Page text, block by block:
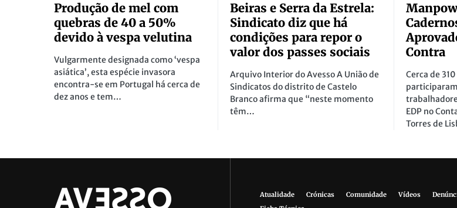
Produção de mel com
quebras de 40 a 50%
devido à vespa velutina
Vulgarmente designada como ‘vespa
asiática’, esta espécie invasora
encontra-se em Portugal há cerca de
dez anos e tem…
Beiras e Serra da Estrela:
Sindicato diz que há
condições para repor o
valor dos passes sociais
Arquivo Interior do Avesso A União de
Sindicatos do distrito de Castelo
Branco afirma que “neste momento
têm…
Contra
Cerca de
EDP no
Torres de
Atualidade Crónicas Comunidade Vídeos